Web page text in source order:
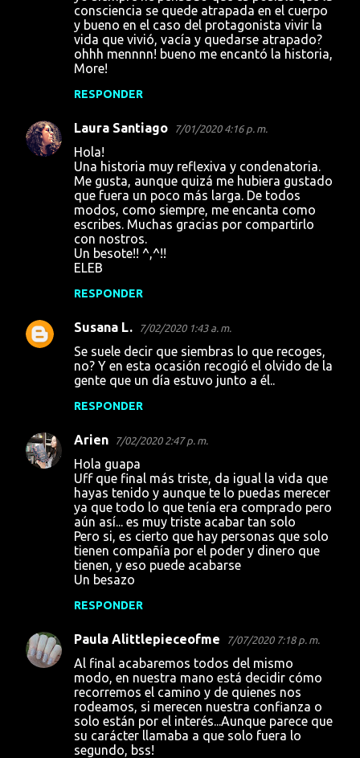
o
s
consciencia se quede atrapada en el cuerpo
y bueno en el caso del protagonista vivir la
vida que vivió, vacía y quedarse atrapado?
ohhh mennnn! bueno me encantó la historia,
More!
RESPONDER
Laura Santiago 7/01/2020 4:16 p. m.
Hola!
Una historia muy reflexiva y condenatoria.
Me gusta, aunque quizá me hubiera gustado
que fuera un poco más larga. De todos
modos, como siempre, me encanta como
escribes. Muchas gracias por compartirlo
con nostros.
Un besote!! ^,^!!
ELEB
RESPONDER
Susana L. 7/02/2020 1:43 a. m.
Se suele decir que siembras lo que recoges,
no? Y en esta ocasión recogió el olvido de la
gente que un día estuvo junto a él..
RESPONDER
Arien 7/02/2020 2:47 p. m.
Hola guapa
Uff que final más triste, da igual la vida que
hayas tenido y aunque te lo puedas merecer
ya que todo lo que tenía era comprado pero
aún así... es muy triste acabar tan solo
Pero si, es cierto que hay personas que solo
tienen compañía por el poder y dinero que
tienen, y eso puede acabarse
Un besazo
RESPONDER
Paula Alittlepieceofme 7/07/2020 7:18 p. m.
Al final acabaremos todos del mismo
modo, en nuestra mano está decidir cómo
recorremos el camino y de quienes nos
rodeamos, si merecen nuestra confianza o
solo están por el interés...Aunque parece que
su carácter llamaba a que solo fuera lo
segundo, bss!